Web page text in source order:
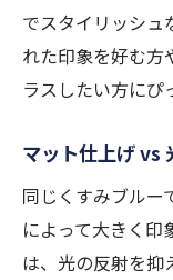
でスタイリッシュ
れた印象を好む方
ラスしたい方にぴ
マット仕上げ vs
同じくすみブルー
によって大きく印
は、光の反射を抑